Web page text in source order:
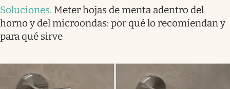
Soluciones. Meter hojas de menta adentro del
horno y del microondas: por qué lo recomiendan y
para qué sirve